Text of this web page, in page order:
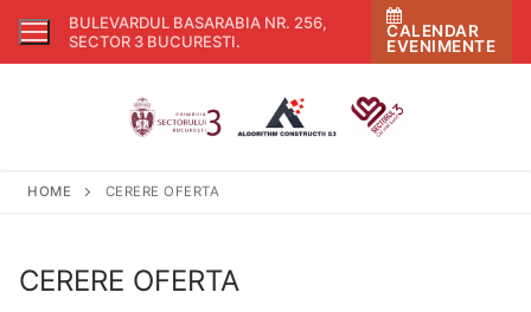
Skip
BULEVARDUL BASARABIA NR. 256,
SECTOR 3 BUCURESTI.
CALENDAR
EVENIMENTE
HOME CERERE OFERTA
CERERE OFERTA